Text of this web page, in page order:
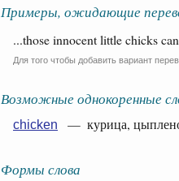
Примеры, ожидающие
...those innocent little chicks
Для того чтобы добавить вариант
Возможные однокоренные
chicken — курица,
Формы слова